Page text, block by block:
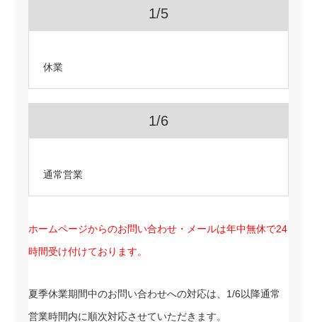
1/5
休業
1/6
通常営業
ホームページからのお問い合わせ・メールは年中無休で24
時間受け付けております。
夏季休業期間中のお問い合わせへの対応は、1/6以降通常
営業時間内に順次対応させていただきます。